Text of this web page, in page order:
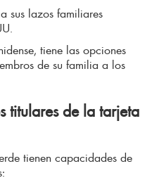
sus lazos familiares
tiene las opciones
de su familia a los
titulares de la tarjeta
tienen capacidades de